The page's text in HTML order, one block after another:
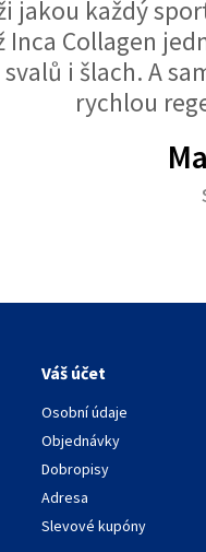
jakou každý
Inca Collagen
i šlach. A
rychlou
Váš účet
Osobní údaje
Objednávky
Dobropisy
Adresa
Slevové kupóny